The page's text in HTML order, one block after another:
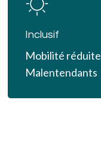
Inclusif
Mobilité réduite
Malentendants